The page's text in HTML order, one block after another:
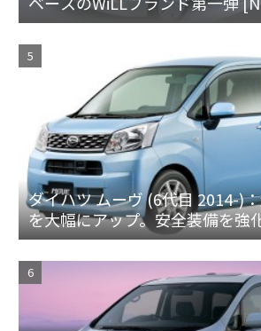
ダイハツ ムーヴ (6代目 2014-)
を大幅にアップ。安全装備を強
[LA150/160S]